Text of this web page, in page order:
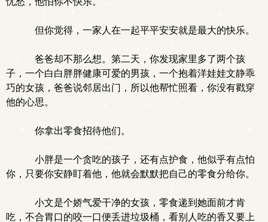
但你觉得，一家人在一起平平安安就是最大的快乐。
爸爸却不那么想。第二天，你发现家里多了两个孩
子，一个白白胖胖健康可爱的男孩，一个抱着洋娃娃文静乖
巧的女孩，爸爸说邻居出门，所以他帮忙照看，你没有戳穿
他的心思。
你拿出零食招待他们。
小胖是一个贪吃的孩子，还有点护食，他似乎有点怕
你，只要你安静盯着他，他就会默默把自己的零食分给你。
小文是个娇气爱干净的女孩，零食递到她面前才肯
吃，不合胃口的咬一口便丢进垃圾桶，看别人吃的香又要上